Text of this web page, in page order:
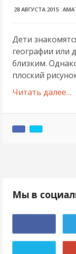
28 АВГУСТА 2015
Дети
географии или
близким.
плоский
Читать далее…
Мы в